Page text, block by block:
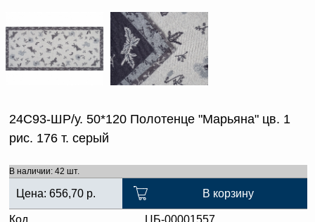
24С93-ШР/у. 50*120 Полотенце "Марьяна" цв. 1
рис. 176 т. серый
В наличии: 42 шт.
Цена: 656,70 р. В корзину
Код
ЦБ-00001557